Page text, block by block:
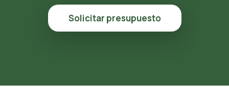
Solicitar presupuesto